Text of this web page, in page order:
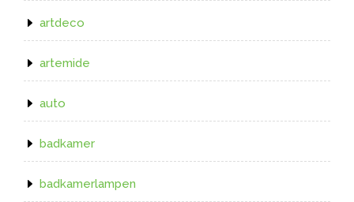
artdeco
artemide
auto
badkamer
badkamerlampen